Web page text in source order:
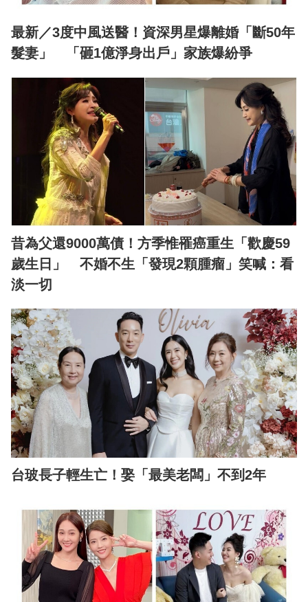
最新／3度中風送醫！資深男星爆離婚「斷50年
髮妻」 「砸1億淨身出戶」家族爆紛爭
昔為父還9000萬債！方季惟罹癌重生「歡慶59
歲生日」 不婚不生「發現2顆腫瘤」笑喊：看
淡一切
台玻長子輕生亡！娶「最美老闆」不到2年